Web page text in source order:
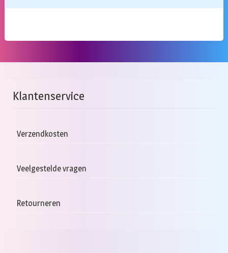
Klantenservice
Verzendkosten
Veelgestelde vragen
Retourneren